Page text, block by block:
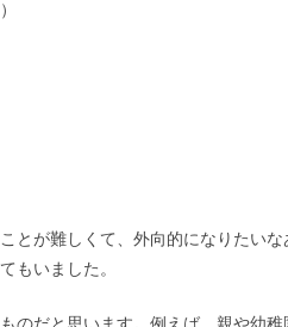
とが難しくて、外向的になりたい
もいました。